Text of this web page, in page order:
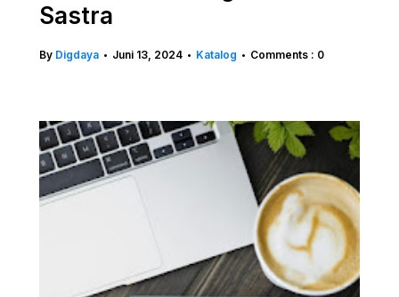
Sastra
By Digdaya • Juni 13, 2024 • Katalog • Comments : 0